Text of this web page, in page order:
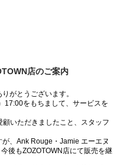
店のご案内
がとうございます。
17:00をもちまして、サービスを
いただきましたこと、スタッフ
、Ank Rouge・Jamie エーエヌ
後もZOZOTOWN店にて販売を継